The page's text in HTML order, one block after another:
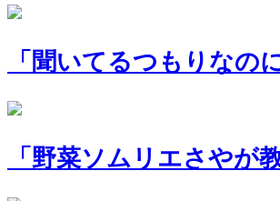
「聞いてるつもりなの
「野菜ソムリエさや